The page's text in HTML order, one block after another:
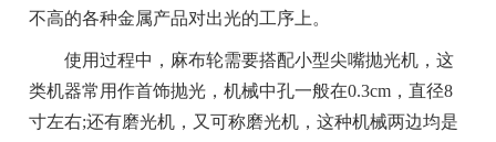
不高的各种金属产品对出光的工序上。
使用过程中，麻布轮需要搭配小型尖嘴抛光机，这
类机器常用作首饰抛光，机械中孔一般在0.3cm，直径8
寸左右;还有磨光机，又可称磨光机，这种机械两边均是